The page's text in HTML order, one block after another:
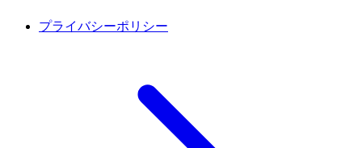
プライバシーポリシー